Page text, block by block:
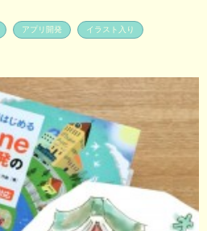
アプリ開発 イラスト入り